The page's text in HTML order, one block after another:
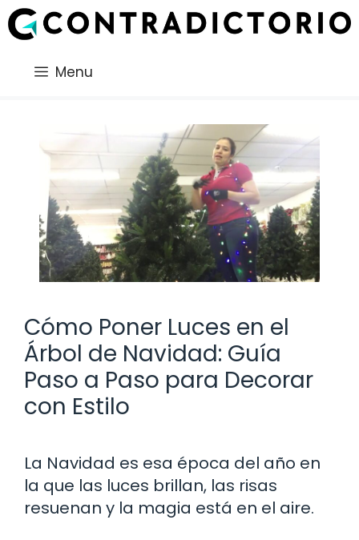
Saltar
al
Menu
Cómo Poner Luces en el
Árbol de Navidad: Guía
Paso a Paso para Decorar
con Estilo
La Navidad es esa época del año en
la que las luces brillan, las risas
resuenan y la magia está en el aire.